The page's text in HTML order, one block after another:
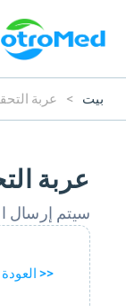
بيت > عربة
عربة
سيتم إرسال
<<